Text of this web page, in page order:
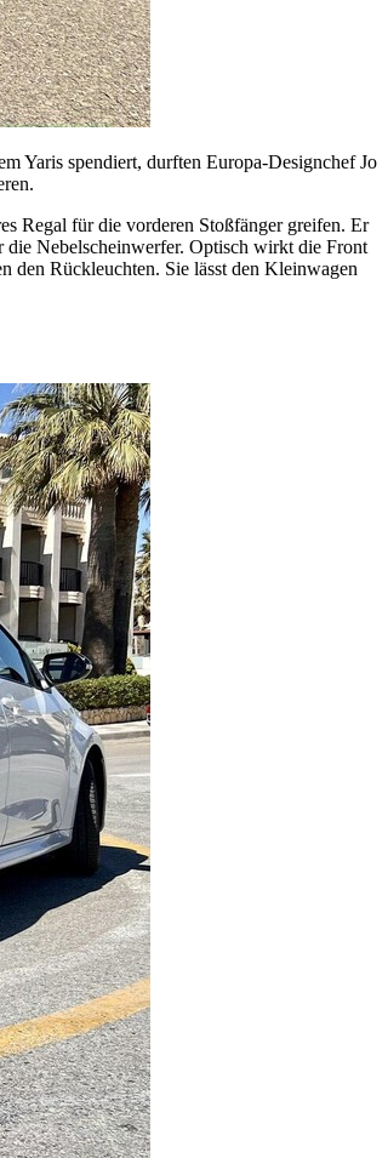
Yaris spendiert, durften Europa-Designchef Jo
Regal für die vorderen Stoßfänger greifen. Er
Nebelscheinwerfer. Optisch wirkt die Front
den Rückleuchten. Sie lässt den Kleinwagen